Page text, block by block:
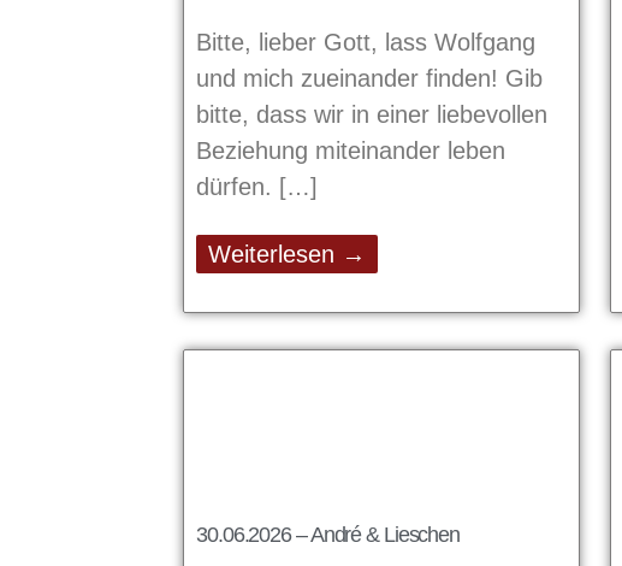
Bitte, lieber Gott, lass Wolfgang
und mich zueinander finden! Gib
bitte, dass wir in einer liebevollen
Beziehung miteinander leben
dürfen.
Weiterlesen →
30.06.2026 – André & Lieschen